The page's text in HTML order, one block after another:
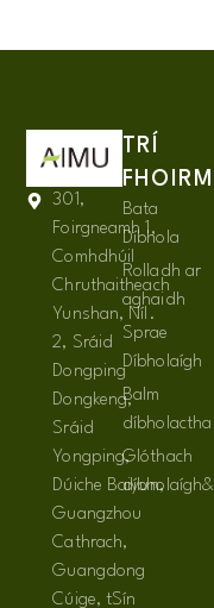
301,
Foirgneamh 1,
Comhdhúil
Chruthaitheach
Yunshan, Níl.
2, Sráid
Dongping
Dongkeng,
Sráid
Yongping,
Dúiche Baiyun,
Guangzhou
Cathrach,
Guangdong
Cúige, tSín
TRÍ
FHOIRM
Bata
Díbhola
Rolladh ar
aghaidh
Sprae
Díbholaígh
Balm
díbholactha
Glóthach